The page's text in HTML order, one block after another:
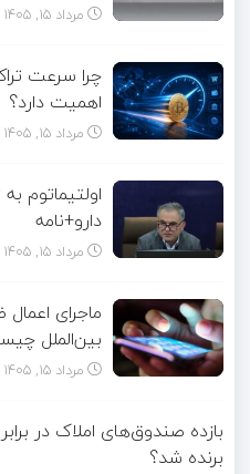
مرداد ۱۵, ۱۴۰۵
چرا سرعت
اهمیت دارد؟
مرداد ۱۵, ۱۴۰۵
اولتیماتوم
دارو+نامه
مرداد ۱۵, ۱۴۰۵
بین‌الملل
مرداد ۱۵, ۱۴۰۵
بازده صندوق‌های املاک در
برنده شد؟